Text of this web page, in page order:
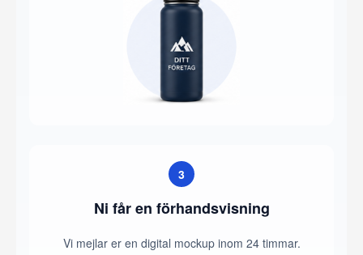
3
Ni får en förhandsvisning
Vi mejlar er en digital mockup inom 24 timmar.